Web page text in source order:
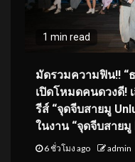
1 min read
มัดรวมความฟิน!! “
เปิดโหมดคนดวงดี!
รีส์ “จุดจีบสายมู
ในงาน “จุดจีบสาย
6 ชั่วโมง ago admin